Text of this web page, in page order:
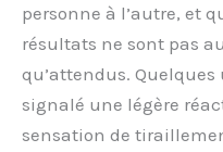
personne à l’autre, et
résultats ne sont pas
qu’attendus.
signalé une légère
sensation de